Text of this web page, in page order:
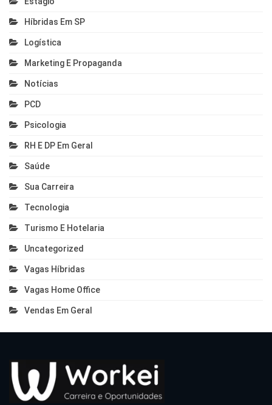
Híbridas Em SP
Logística
Marketing E Propaganda
Notícias
PCD
Psicologia
RH E DP Em Geral
Saúde
Sua Carreira
Tecnologia
Turismo E Hotelaria
Uncategorized
Vagas Híbridas
Vagas Home Office
Vendas Em Geral